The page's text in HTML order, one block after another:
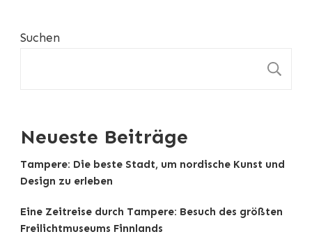
Suchen
Neueste Beiträge
Tampere: Die beste Stadt, um nordische Kunst und
Design zu erleben
Eine Zeitreise durch Tampere: Besuch des größten
Freilichtmuseums Finnlands